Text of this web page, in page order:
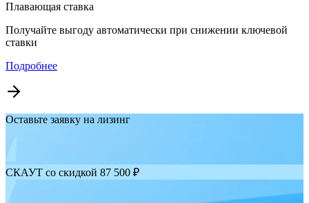
Плавающая ставка
Получайте выгоду автоматически при снижении ключевой
ставки
Подробнее
Оставьте заявку на лизинг
СКАУТ со скидкой 87 500 ₽